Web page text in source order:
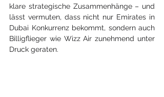
klare strategische Zusammenhänge – und
lässt vermuten, dass nicht nur Emirates in
Dubai Konkurrenz bekommt, sondern auch
Billigflieger wie Wizz Air zunehmend unter
Druck geraten.